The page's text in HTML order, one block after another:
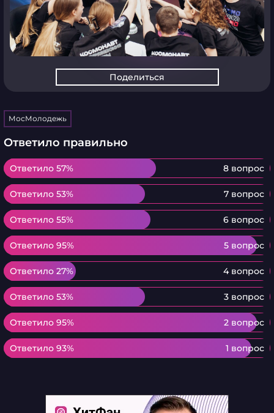
Поделиться
МосМолодежь
Ответило правильно
Ответило 57% 8 вопрос
Ответило 57%
Ответило 53% 7 вопрос
Ответило 53%
Ответило 55% 6 вопрос
Ответило 55%
Ответило 95% 5 вопрос
Ответило 95%
Ответило 27% 4 вопрос
Ответило 27%
Ответило 53% 3 вопрос
Ответило 53%
Ответило 95% 2 вопрос
Ответило 95%
Ответило 93% 1 вопрос
Ответило 93%